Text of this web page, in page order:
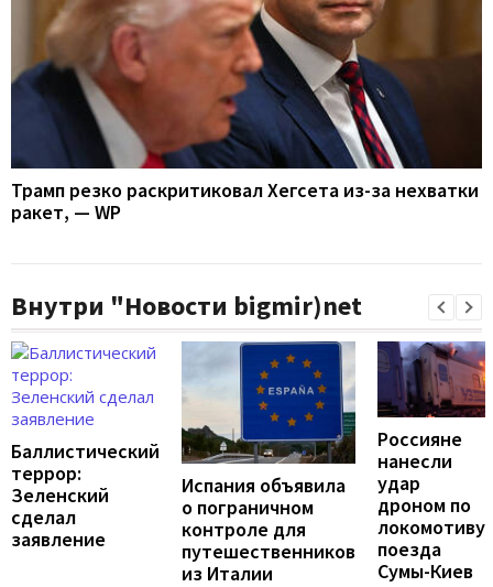
Трамп резко раскритиковал Хегсета из-за нехватки
ракет, — WP
Внутри "Новости bigmir)net
Баллистический
террор:
Зеленский
сделал
заявление
Испания объявила
о пограничном
контроле для
путешественников
из Италии
Россияне
нанесли
удар
дроном по
локомотиву
поезда
Сумы-Киев